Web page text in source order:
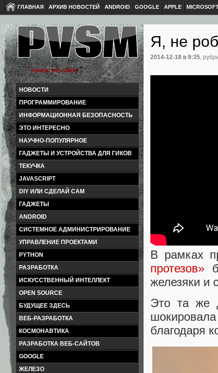
ГЛАВНАЯ АРХИВ НОВОСТЕЙ ANDROID GOOGLE APPLE
НОВОСТИ
ПРОГРАММИРОВАНИЕ
ИНФОРМАЦИОННАЯ БЕЗОПАСНОСТЬ
ЭТО ИНТЕРЕСНО
НАУЧНО-ПОПУЛЯРНОЕ
ГАДЖЕТЫ И УСТРОЙСТВА ДЛЯ ГИКОВ
ТЕКУЧКА
JAVASCRIPT
DIY ИЛИ СДЕЛАЙ САМ
ГАДЖЕТЫ
ANDROID
СИСТЕМНОЕ АДМИНИСТРИРОВАНИЕ
УПРАВЛЕНИЕ ПРОЕКТАМИ
PYTHON
РАЗРАБОТКА
ИСКУССТВЕННЫЙ ИНТЕЛЛЕКТ
OPEN SOURCE
БУДУЩЕЕ ЗДЕСЬ
ВЕБ-РАЗРАБОТКА
КОСМОНАВТИКА
РАЗРАБОТКА ВЕБ-САЙТОВ
GOOGLE
ЖЕЛЕЗО
Я, не
2014-12-18 в 9:35,
В рамках
протезов»
железяки и
Это та же
благодаря